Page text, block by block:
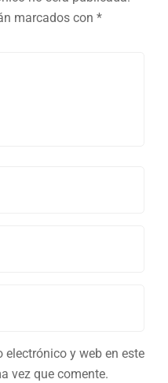
marcados con *
electrónico y web en este
vez que comente.